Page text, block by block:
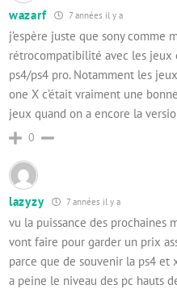
wazarf 7 années il y a
j’espère juste que sony
rétrocompatibilité avec les
ps4/ps4 pro. Notamment les
one X c’était vraiment une
jeux quand on a encore la
0
lazyzy 7 années il y a
vu la puissance des prochaines
vont faire pour garder un prix
parce que de souvenir la ps4
a peine le niveau des pc hauts